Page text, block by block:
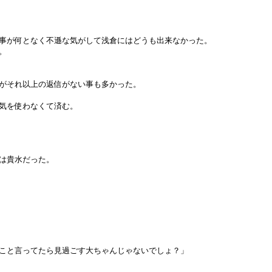
何となく不遜な気がして浅倉にはどうも出来なかった。
れ以上の返信がない事も多かった。
使わなくて済む。
貴水だった。
言ってたら見過ごす大ちゃんじゃないでしょ？」